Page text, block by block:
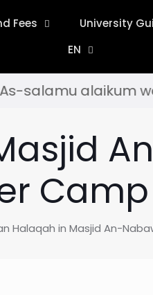
Fees University
EN
wa
Halaqah in Masjid An-